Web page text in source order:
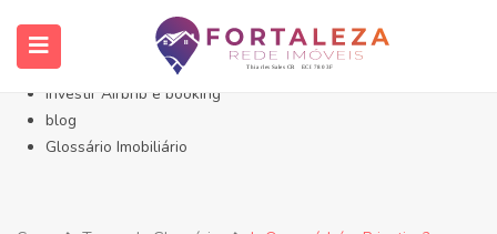
Início- Imóveis Fortaleza Eusébio
Imóveis em Fortaleza
Imóveis no Eusébio
Investir Airbnb e booking
blog
Glossário Imobiliário